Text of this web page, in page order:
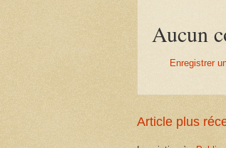
Aucun
Enregistrer
Article plus